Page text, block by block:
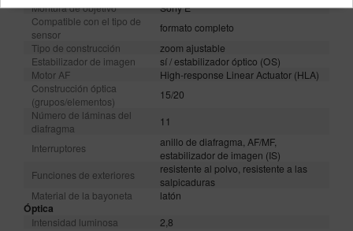
Montura de objetivo
Sony E
Compatible con el tipo de
sensor
formato completo
Tipo de construcción
zoom ajustable
Estabilizador de imagen
sí / estabilizador óptico (OS)
Motor AF
High-response Linear Actuator (HLA)
Construcción óptica
(grupos/elementos)
15/20
Número de láminas del
diafragma
11
Interruptores
anillo de diafragma, AF/MF,
estabilizador de imagen (IS)
Funciones de exteriores
resistente al polvo, resistente a las
salpicaduras
Material de la bayoneta
latón
Óptica
Intensidad luminosa
2,8